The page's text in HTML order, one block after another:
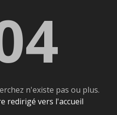
n'existe pas ou plus.
redirigé vers l'accueil